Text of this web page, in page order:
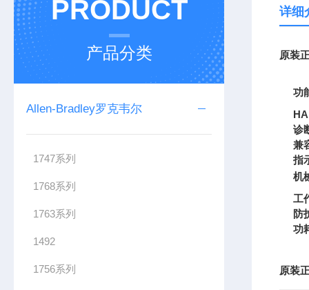
PRODUCT
产品分类
Allen-Bradley罗克韦尔
1747系列
1768系列
1763系列
1492
1756系列
详细
原装
功
诊
兼
指
机
工
防
功
原装